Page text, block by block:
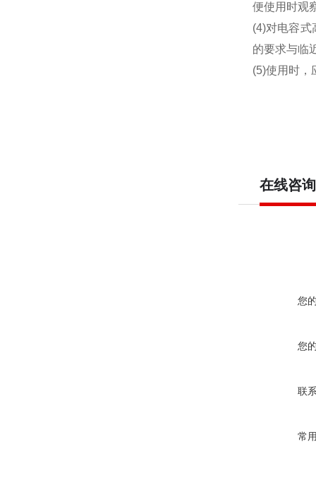
便使用时观
(4)对电容式
的要求与临
(5)使用时，
在线咨询
您
您
联
常